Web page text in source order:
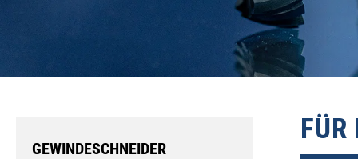
GEWINDESCHNEIDER
FÜR